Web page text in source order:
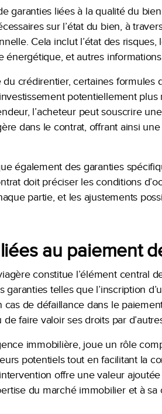
garanties liées à la qualité du
sur l’état du bien, à
Cela inclut l’état des
énergétique, et autres
crédirentier, certaines
potentiellement
l’acheteur peut souscrire
dans le contrat, offrant ainsi
également des garanties
doit préciser les conditions
partie, et les ajustements
au paiement
constitue l’élément central
garanties telles que l’inscription
de défaillance dans le
faire valoir ses droits par
immobilière, joue un rôle
potentiels tout en facilitant la
offre une valeur
du marché immobilier et à